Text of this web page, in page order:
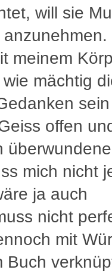
will sie
meinem
mächtig
sein
offen
mich nicht
ja auch
nicht
mit
Buch